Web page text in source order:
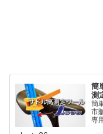
簡
測
簡
市
専